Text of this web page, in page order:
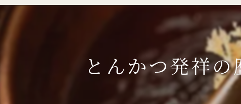
とんかつ発祥